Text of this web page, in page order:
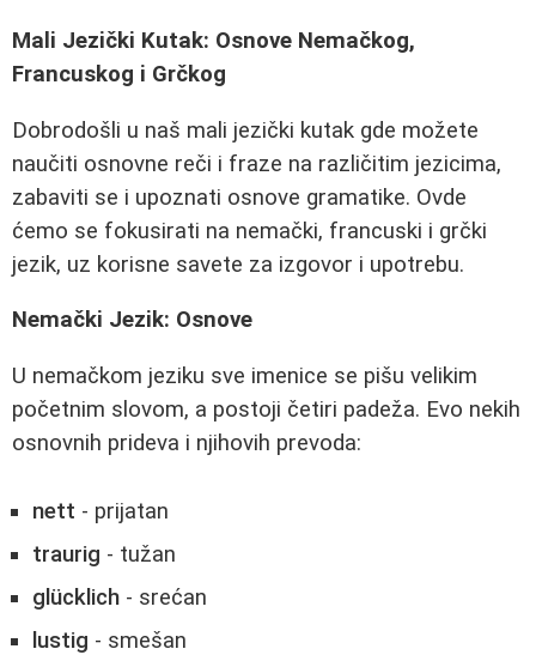
Mali Jezički Kutak: Osnove Nemačkog,
Francuskog i Grčkog
Dobrodošli u naš mali jezički kutak gde možete
naučiti osnovne reči i fraze na različitim jezicima,
zabaviti se i upoznati osnove gramatike. Ovde
ćemo se fokusirati na nemački, francuski i grčki
jezik, uz korisne savete za izgovor i upotrebu.
Nemački Jezik: Osnove
U nemačkom jeziku sve imenice se pišu velikim
početnim slovom, a postoji četiri padeža. Evo nekih
osnovnih prideva i njihovih prevoda:
nett - prijatan
traurig - tužan
glücklich - srećan
lustig - smešan